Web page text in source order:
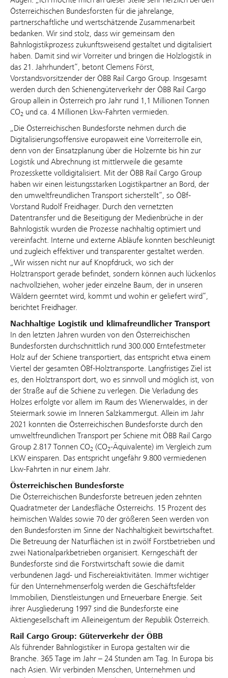
Österreichischen Bundesforsten für die jahrelange,
partnerschaftliche und wertschätzende Zusammenarbeit
bedanken. Wir sind stolz, dass wir gemeinsam den
Bahnlogistikprozess zukunftsweisend gestaltet und digitalisiert
haben. Damit sind wir Vorreiter und bringen die Holzlogistik in
das 21. Jahrhundert“, betont Clemens Först,
Vorstandsvorsitzender der ÖBB Rail Cargo Group. Insgesamt
werden durch den Schienengüterverkehr der ÖBB Rail Cargo
Group allein in Österreich pro Jahr rund 1,1 Millionen Tonnen
CO2 und ca. 4 Millionen Lkw-Fahrten vermieden.
„Die Österreichischen Bundesforste nehmen durch die
Digitalisierungsoffensive europaweit eine Vorreiterrolle ein,
denn von der Einsatzplanung über die Holzernte bis hin zur
Logistik und Abrechnung ist mittlerweile die gesamte
Prozesskette volldigitalisiert. Mit der ÖBB Rail Cargo Group
haben wir einen leistungsstarken Logistikpartner an Bord, der
den umweltfreundlichen Transport sicherstellt“, so ÖBf-
Vorstand Rudolf Freidhager. Durch den vernetzten
Datentransfer und die Beseitigung der Medienbrüche in der
Bahnlogistik wurden die Prozesse nachhaltig optimiert und
vereinfacht. Interne und externe Abläufe konnten beschleunigt
und zugleich effektiver und transparenter gestaltet werden.
„Wir wissen nicht nur auf Knopfdruck, wo sich der
Holztransport gerade befindet, sondern können auch lückenlos
nachvollziehen, woher jeder einzelne Baum, der in unseren
Wäldern geerntet wird, kommt und wohin er geliefert wird“,
berichtet Freidhager.
Nachhaltige Logistik und klimafreundlicher Transport
In den letzten Jahren wurden von den Österreichischen
Bundesforsten durchschnittlich rund 300.000 Erntefestmeter
Holz auf der Schiene transportiert, das entspricht etwa einem
Viertel der gesamten ÖBf-Holztransporte. Langfristiges Ziel ist
es, den Holztransport dort, wo es sinnvoll und möglich ist, von
der Straße auf die Schiene zu verlegen. Die Verladung des
Holzes erfolgte vor allem im Raum des Wienerwaldes, in der
Steiermark sowie im Inneren Salzkammergut. Allein im Jahr
2021 konnten die Österreichischen Bundesforste durch den
umweltfreundlichen Transport per Schiene mit ÖBB Rail Cargo
Group 2.817 Tonnen CO2 (CO2-Äquivalente) im Vergleich zum
LKW einsparen. Das entspricht ungefähr 9.800 vermiedenen
Lkw-Fahrten in nur einem Jahr.
Österreichischen Bundesforste
Die Österreichischen Bundesforste betreuen jeden zehnten
Quadratmeter der Landesfläche Österreichs. 15 Prozent des
heimischen Waldes sowie 70 der größeren Seen werden von
den Bundesforsten im Sinne der Nachhaltigkeit bewirtschaftet.
Die Betreuung der Naturflächen ist in zwölf Forstbetrieben und
zwei Nationalparkbetrieben organisiert. Kerngeschäft der
Bundesforste sind die Forstwirtschaft sowie die damit
verbundenen Jagd- und Fischereiaktivitäten. Immer wichtiger
für den Unternehmenserfolg werden die Geschäftsfelder
Immobilien, Dienstleistungen und Erneuerbare Energie. Seit
ihrer Ausgliederung 1997 sind die Bundesforste eine
Aktiengesellschaft im Alleineigentum der Republik Österreich.
Rail Cargo Group: Güterverkehr der ÖBB
Als führender Bahnlogistiker in Europa gestalten wir die
Branche. 365 Tage im Jahr – 24 Stunden am Tag. In Europa bis
nach Asien. Wir verbinden Menschen, Unternehmen und